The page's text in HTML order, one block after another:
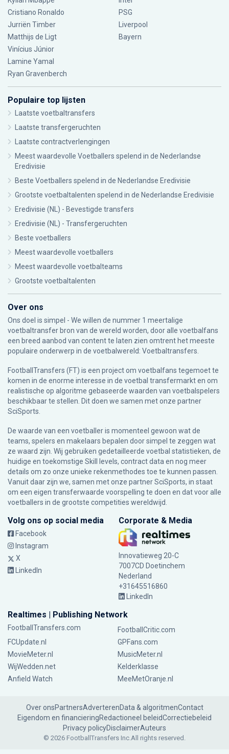
Cristiano Ronaldo
Jurriën Timber
Matthijs de Ligt
Vinícius Júnior
Lamine Yamal
Ryan Gravenberch
PSG
Liverpool
Bayern
Populaire top lijsten
Laatste voetbaltransfers
Laatste transfergeruchten
Laatste contractverlengingen
Meest waardevolle Voetballers spelend in de Nederlandse
Eredivisie
Beste Voetballers spelend in de Nederlandse Eredivisie
Grootste voetbaltalenten spelend in de Nederlandse Eredivisie
Eredivisie (NL) - Bevestigde transfers
Eredivisie (NL) - Transfergeruchten
Beste voetballers
Meest waardevolle voetballers
Meest waardevolle voetbalteams
Grootste voetbaltalenten
Over ons
Ons doel is simpel - We willen de nummer 1 meertalige
voetbaltransfer bron van de wereld worden, door alle voetbalfans
een breed aanbod van content te laten zien omtrent het meeste
populaire onderwerp in de voetbalwereld: Voetbaltransfers.
FootballTransfers (FT) is een project om voetbalfans tegemoet te
komen in de enorme interesse in de voetbal transfermarkt en om
realistische op algoritme gebaseerde waarden van voetbalspelers
beschikbaar te stellen. Dit doen we samen met onze partner
SciSports
De waarde van een voetballer is momenteel gewoon wat de
teams, spelers en makelaars bepalen door simpel te zeggen wat
ze waard zijn. Wij gebruiken gedetailleerde voetbal statistieken, de
huidige en toekomstige Skill levels, contract data en nog meer
details om zo onze unieke rekenmethodes toe te kunnen passen.
Vanuit daar zijn we, samen met onze partner SciSports, in staat
om een eigen transferwaarde voorspelling te doen en dat voor alle
voetballers in de grootste competities wereldwijd.
Volg ons op social media
Facebook
Instagram
X
LinkedIn
Corporate & Media
Innovatieweg 20-C
7007CD Doetinchem
Nederland
+31645516860
LinkedIn
Realtimes | Publishing Network
FootballTransfers.com
FootballCritic.com
FCUpdate.nl
GPFans.com
MovieMeter.nl
MusicMeter.nl
WijWedden.net
Kelderklasse
Anfield Watch
MeeMetOranje.nl
Over onsPartnersAdverterenData & algoritmenContact
Eigendom en financieringRedactioneel beleidCorrectiebeleid
Privacy policyDisclaimerAuteurs
© 2026 FootballTransfers Inc.All rights reserved.